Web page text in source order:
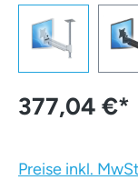
377,04 €*
Preise inkl.